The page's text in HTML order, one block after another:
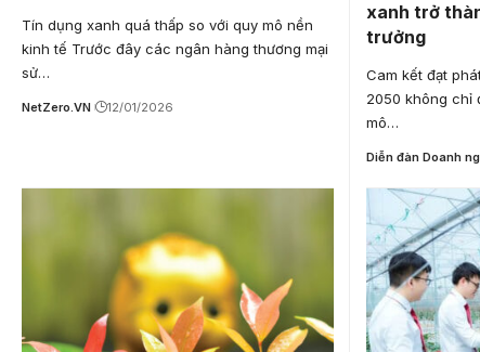
Tín dụng xanh quá thấp so với quy mô nền
kinh tế Trước đây các ngân hàng thương mại
sử…
NetZero.VN 12/01/2026
xanh trở
trưởng
Cam kết đạt
2050 không chỉ
mô…
Diễn đàn Doanh